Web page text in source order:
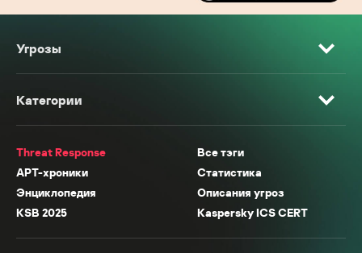
Угрозы
Категории
Threat Response
Все тэги
APT-хроники
Статистика
Энциклопедия
Описания угроз
KSB 2025
Kaspersky ICS CERT